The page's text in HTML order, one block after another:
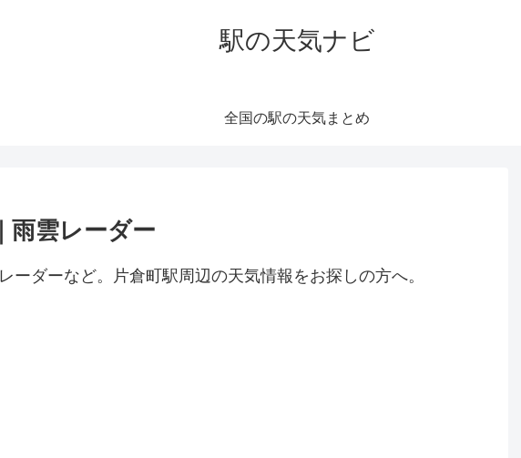
駅の天気ナビ
全国の駅の天気まとめ
雨雲レーダー
ーダーなど。片倉町駅周辺の天気情報をお探しの方へ。